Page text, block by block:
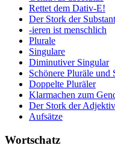
Rettet dem Dativ-E!
Der Stork der
-ieren ist menschlich
Plurale
Singulare
Diminutiver Singular
Schönere Pluräle und
Doppelte Pluräler
Klarmachen zum
Der Stork der
Aufsätze
Wortschatz